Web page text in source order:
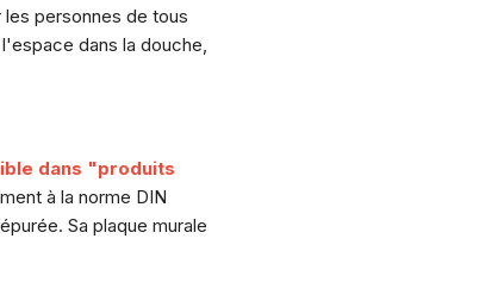
les personnes de tous
dans la douche,
dans "produits
à la norme DIN
Sa plaque murale